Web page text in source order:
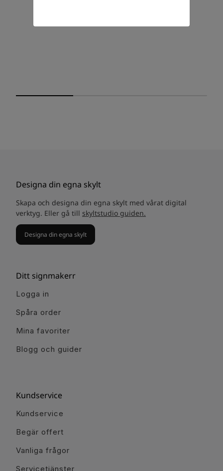
Designa din egna skylt
Skapa och designa din egna skylt med vårat digital
verktyg. Eller gå till skyltstudio guiden.
Designa din egna skylt
Ditt signmakerr
Logga in
Spåra order
Mina favoriter
Blogg och guider
Kundservice
Kundservice
Begär offert
Vanliga frågor
Servicetjänster